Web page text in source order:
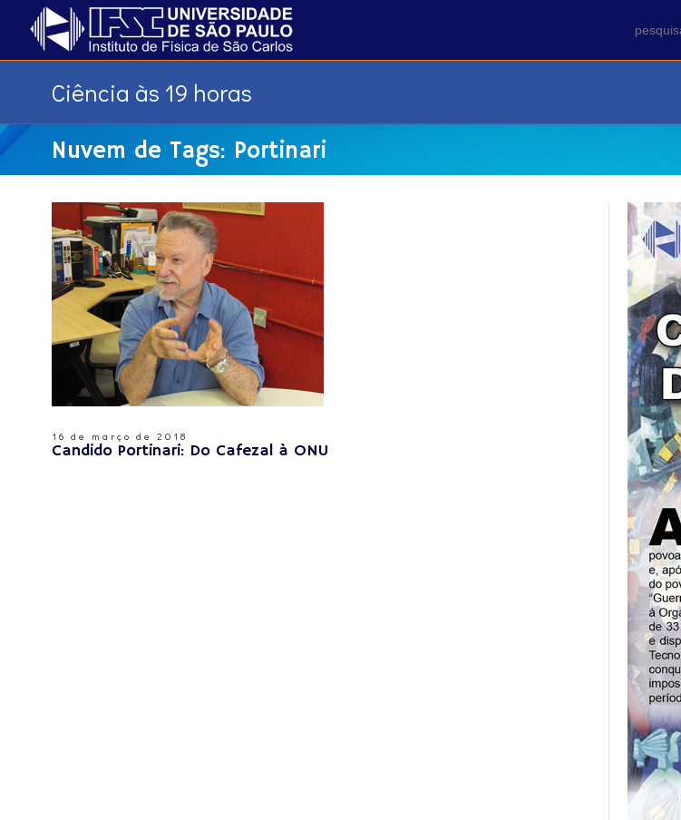
Ciência às 19 horas
Nuvem de Tags: Portinari
16 de março de 2018
Candido Portinari: Do Cafezal à ONU